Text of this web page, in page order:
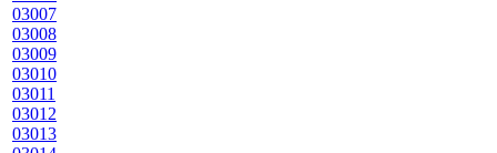
03007
03008
03009
03010
03011
03012
03013